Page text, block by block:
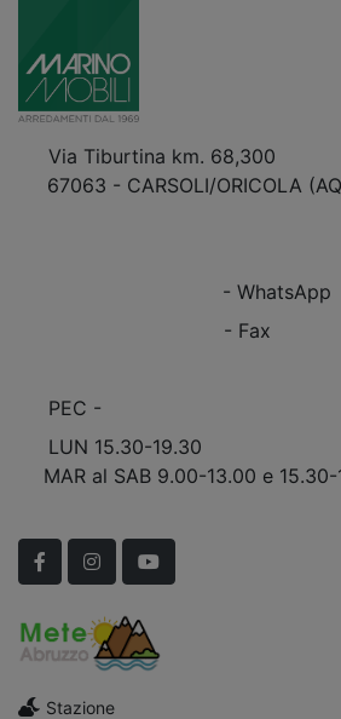
Via Tiburtina km. 68,300
67063 - CARSOLI/ORICOLA
- WhatsApp
- Fax
PEC -
LUN 15.30-19.30
MAR al SAB 9.00-13.00 e 15.30-
FacebookInstagramYouTube
Stazione